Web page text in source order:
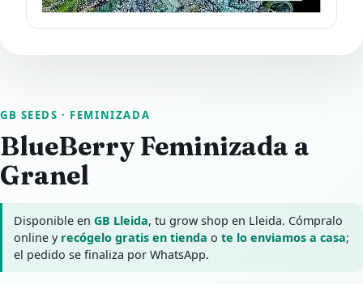
GB SEEDS · FEMINIZADA
BlueBerry Feminizada a
Granel
Disponible enGB Lleida, tu grow shop en Lleida. Cómpralo
online y recógelo gratis en tienda ote lo enviamos a casa;
el pedido se finaliza por WhatsApp.